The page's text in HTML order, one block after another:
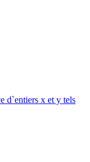
d`entiers x et y tels